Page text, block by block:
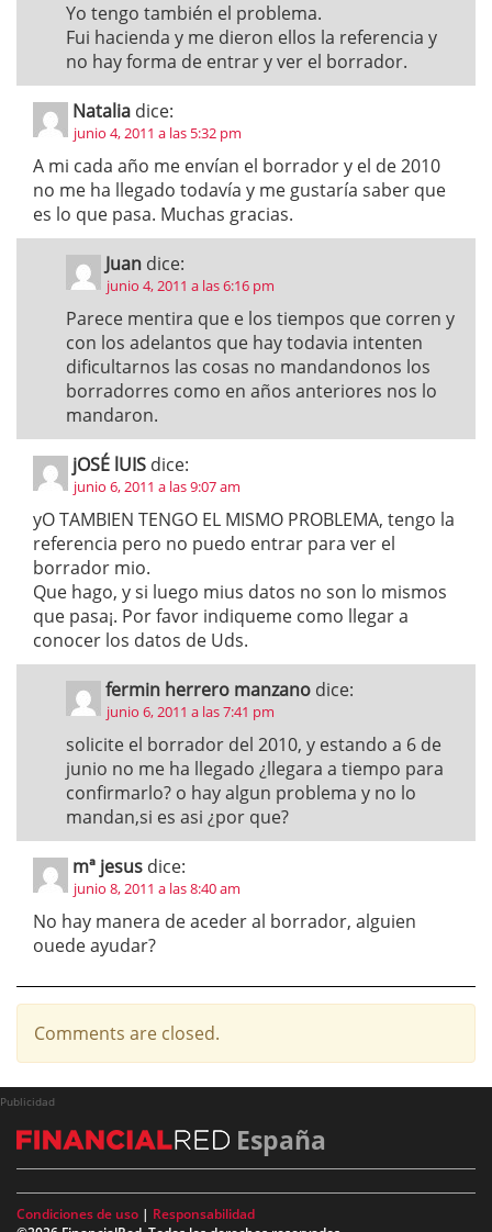
Yo tengo también el problema.
Fui hacienda y me dieron ellos la referencia y
no hay forma de entrar y ver el borrador.
Natalia dice:
junio 4, 2011 a las 5:32 pm
A mi cada año me envían el borrador y el de 2010
no me ha llegado todavía y me gustaría saber que
es lo que pasa. Muchas gracias.
Juan dice:
junio 4, 2011 a las 6:16 pm
Parece mentira que e los tiempos que corren y
con los adelantos que hay todavia intenten
dificultarnos las cosas no mandandonos los
borradorres como en años anteriores nos lo
mandaron.
jOSÉ lUIS dice:
junio 6, 2011 a las 9:07 am
yO TAMBIEN TENGO EL MISMO PROBLEMA, tengo la
referencia pero no puedo entrar para ver el
borrador mio.
Que hago, y si luego mius datos no son lo mismos
que pasa¡. Por favor indiqueme como llegar a
conocer los datos de Uds.
fermin herrero manzano dice:
junio 6, 2011 a las 7:41 pm
solicite el borrador del 2010, y estando a 6 de
junio no me ha llegado ¿llegara a tiempo para
confirmarlo? o hay algun problema y no lo
mandan,si es asi ¿por que?
mª jesus dice:
junio 8, 2011 a las 8:40 am
No hay manera de aceder al borrador, alguien
ouede ayudar?
Comments are closed.
Publicidad
España
Condiciones de uso | Responsabilidad